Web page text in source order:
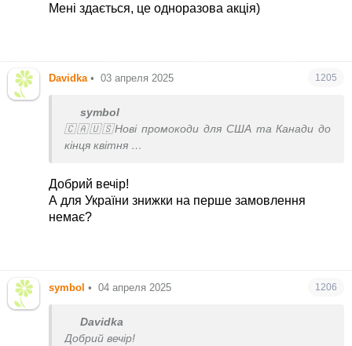
Мені здається, це одноразова акція)
Davidka • 03 апреля 2025 1205
symbol
🇨🇦🇺🇸Нові промокоди для США та Канади до
кінця квітня
промокодом BLOOM25
https://www.iherb.com/c/categories?
pcode=BLOOM25
знижкою 50%
exclusive-korean-bea...
Добрий вечір!
А для України знижки на перше замовлення
немає?
symbol • 04 апреля 2025 1206
Davidka
Добрий вечір!